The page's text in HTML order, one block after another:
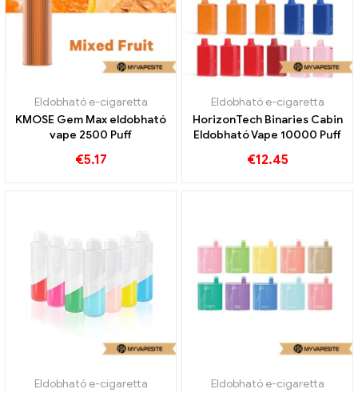
Eldobható e-cigaretta
KMOSE Gem Max eldobható
vape 2500 Puff
€5.17
Eldobható e-cigaretta
HorizonTech Binaries Cabin
Eldobható Vape 10000 Puff
€12.45
Eldobható e-cigaretta
Eldobható e-cigaretta